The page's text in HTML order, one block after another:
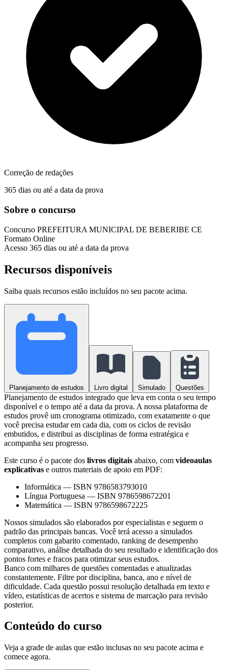
Correção de redações
365 dias ou até a data da prova
Sobre o concurso
Concurso PREFEITURA MUNICIPAL DE BEBERIBE CE
Formato Online
Acesso 365 dias ou até a data da prova
Recursos disponíveis
Saiba quais recursos estão incluídos no seu pacote acima.
Planejamento de estudos Livro digital Simulado Questões
Planejamento de estudos integrado que leva em conta o seu tempo
disponível e o tempo até a data da prova. A nossa plataforma de
estudos provê um cronograma otimizado, com exatamente o que
você precisa estudar em cada dia, com os ciclos de revisão
embutidos, e distribui as disciplinas de forma estratégica e
acompanha seu progresso.
Este curso é o pacote dos livros digitais abaixo, com videoaulas
explicativas e outros materiais de apoio em PDF:
Informática — ISBN 9786583793010
Língua Portuguesa — ISBN 9786598672201
Matemática — ISBN 9786598672225
Nossos simulados são elaborados por especialistas e seguem o
padrão das principais bancas. Você terá acesso a simulados
completos com gabarito comentado, ranking de desempenho
comparativo, análise detalhada do seu resultado e identificação dos
pontos fortes e fracos para otimizar seus estudos.
Banco com milhares de questões comentadas e atualizadas
constantemente. Filtre por disciplina, banca, ano e nível de
dificuldade. Cada questão possui resolução detalhada em texto e
vídeo, estatísticas de acertos e sistema de marcação para revisão
posterior.
Conteúdo do curso
Veja a grade de aulas que estão inclusas no seu pacote acima e
comece agora.